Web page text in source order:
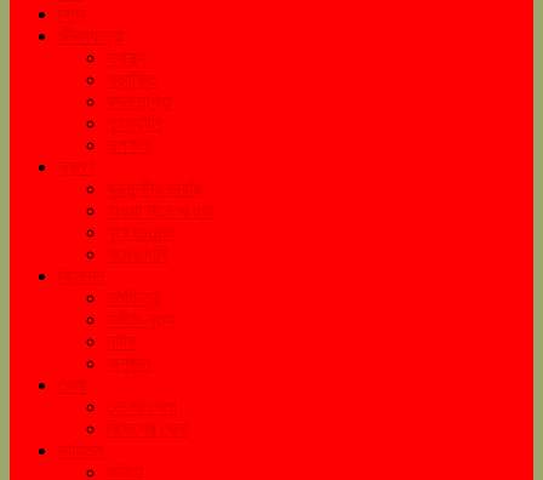
বিশ্ব
জীবনযাত্রা
স্বাস্থ্য
প্রযুক্তি
রসনাতৃপ্তি
গৃহস্থালি
রূপকলা
ভ্রমণ
ঘুরনচন্ডীর ডায়রি
যাওয়া মানে খাওয়া
ঘুরে tourএ
পথের দাবি
বিনোদন
চলচ্চিত্র
সঙ্গীত-নৃত্য
নাটক
অনুষ্ঠান
খেলা
দেশের খেলা
বিদেশের খেলা
সাহিত্য
কবিতা